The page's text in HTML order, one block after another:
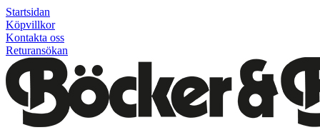
Startsidan
Köpvillkor
Kontakta oss
Returansökan